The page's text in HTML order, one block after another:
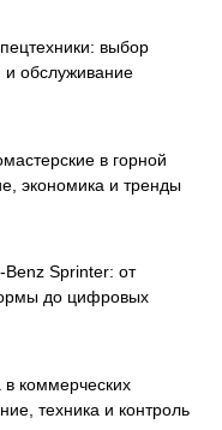
выбор
и обслуживание
в горной
экономика и тренды
Sprinter: от
до цифровых
коммерческих
техника и контроль